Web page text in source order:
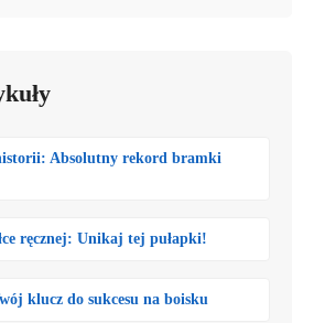
Absolutny rekord bramki
ręcznej: Unikaj tej pułapki!
klucz do sukcesu na boisku